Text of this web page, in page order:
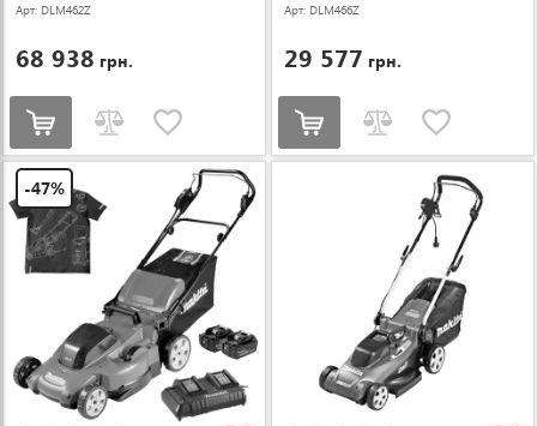
Арт: DLM462Z
68 938 грн.
Арт: DLM466Z
29 577 грн.
-47%